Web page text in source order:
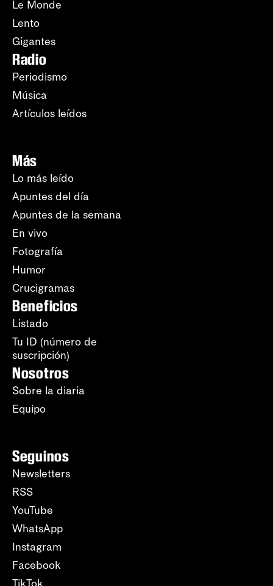
Le Monde
Lento
Gigantes
Radio
Periodismo
Música
Artículos leídos
Más
Lo más leído
Apuntes del día
Apuntes de la semana
En vivo
Fotografía
Humor
Crucigramas
Beneficios
Listado
Tu ID (número de
suscripción)
Nosotros
Sobre la diaria
Equipo
Seguinos
Newsletters
RSS
YouTube
WhatsApp
Instagram
Facebook